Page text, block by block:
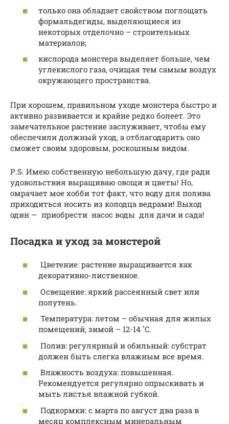
только она обладает свойством поглощать
формальдегиды, выделяющиеся из
некоторых отделочно – строительных
материалов;
кислорода монстера выделяет больше, чем
углекислого газа, очищая тем самым воздух
окружающего пространства.
При хорошем, правильном уходе монстера быстро и
активно развивается и крайне редко болеет. Это
замечательное растение заслуживает, чтобы ему
обеспечили должный уход, а отблагодарить оно
сможет своим здоровым, роскошным видом.
Р.S. Имею собственную небольшую дачу, где ради
удовольствия выращиваю овощи и цветы! Но,
омрачает мое хобби тот факт, что воду для полива
приходиться носить из колодца ведрами! Выход
один — приобрести насос воды для дачи и сада!
Посадка и уход за монстерой
Цветение: растение выращивается как
декоративно-лиственное.
Освещение: яркий рассеянный свет или
полутень.
Температура: летом – обычная для жилых
помещений, зимой – 12-14 ˚C.
Полив: регулярный и обильный: субстрат
должен быть слегка влажным все время.
Влажность воздуха: повышенная.
Рекомендуется регулярно опрыскивать и
мыть листья влажной губкой.
Подкормки: с марта по август два раза в
месяц комплексным минеральным